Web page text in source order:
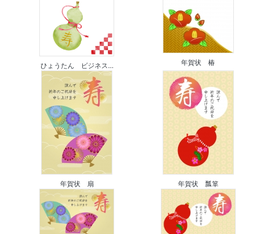
ひょうたん ビジネス... 年賀状 椿
年賀状 扇 年賀状 瓢箪